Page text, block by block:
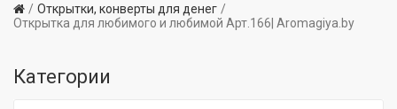
Открытки, конверты для денег
Открытка для любимого и любимой Арт.166| Aromagiya.by
Категории